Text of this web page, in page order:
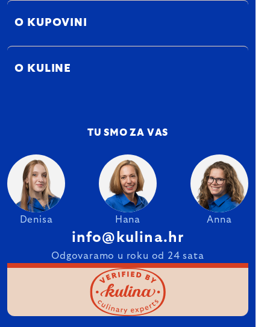
O KUPOVINI
O KULINE
TU SMO ZA VAS
Denisa Hana Anna
info@kulina.hr
Odgovaramo u roku od 24 sata